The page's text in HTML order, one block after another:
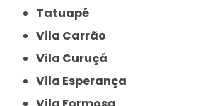
Tatuapé
Vila Carrão
Vila Curuçá
Vila Esperança